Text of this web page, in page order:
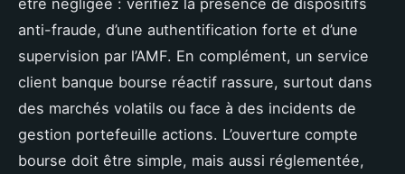
être négligée : vérifiez la présence de dispositifs
anti-fraude, d’une authentification forte et d’une
supervision par l’AMF. En complément, un service
client banque bourse réactif rassure, surtout dans
des marchés volatils ou face à des incidents de
gestion portefeuille actions. L’ouverture compte
bourse doit être simple, mais aussi réglementée,